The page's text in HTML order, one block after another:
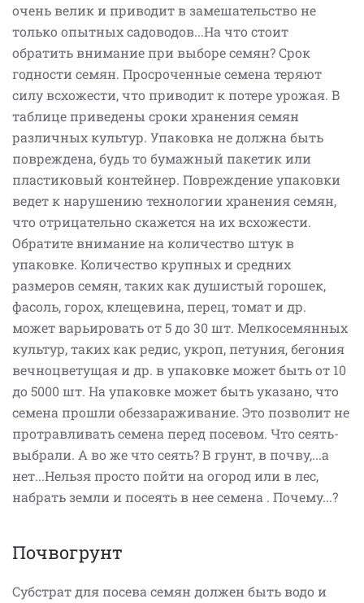
очень велик и приводит в замешательство не
только опытных садоводов...На что стоит
обратить внимание при выборе семян? Срок
годности семян. Просроченные семена теряют
силу всхожести, что приводит к потере урожая. В
таблице приведены сроки хранения семян
различных культур. Упаковка не должна быть
повреждена, будь то бумажный пакетик или
пластиковый контейнер. Повреждение упаковки
ведет к нарушению технологии хранения семян,
что отрицательно скажется на их всхожести.
Обратите внимание на количество штук в
упаковке. Количество крупных и средних
размеров семян, таких как душистый горошек,
фасоль, горох, клещевина, перец, томат и др.
может варьировать от 5 до 30 шт. Мелкосемянных
культур, таких как редис, укроп, петуния, бегония
вечноцветущая и др. в упаковке может быть от 10
до 5000 шт. На упаковке может быть указано, что
семена прошли обеззараживание. Это позволит не
протравливать семена перед посевом. Что сеять-
выбрали. А во же что сеять? В грунт, в почву,...а
нет...Нельзя просто пойти на огород или в лес,
набрать земли и посеять в нее семена . Почему...?
Почвогрунт
Субстрат для посева семян должен быть водо и